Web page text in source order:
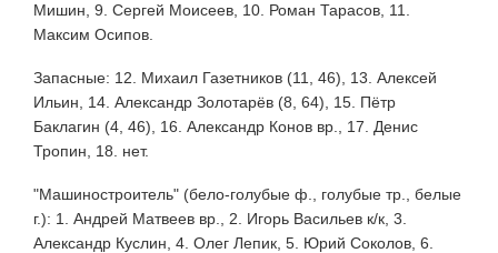
Мишин, 9. Сергей Моисеев, 10. Роман Тарасов, 11.
Максим Осипов.
Запасные: 12. Михаил Газетников (11, 46), 13. Алексей
Ильин, 14. Александр Золотарёв (8, 64), 15. Пётр
Баклагин (4, 46), 16. Александр Конов вр., 17. Денис
Тропин, 18. нет.
"Машиностроитель" (бело-голубые ф., голубые тр., белые
г.): 1. Андрей Матвеев вр., 2. Игорь Васильев к/к, 3.
Александр Куслин, 4. Олег Лепик, 5. Юрий Соколов, 6.